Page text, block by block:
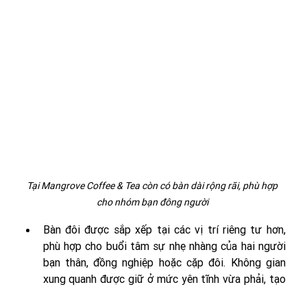
Tại Mangrove Coffee & Tea còn có bàn dài rộng rãi, phù hợp
cho nhóm bạn đông người
Bàn đôi được sắp xếp tại các vị trí riêng tư hơn,
phù hợp cho buổi tâm sự nhẹ nhàng của hai người
bạn thân, đồng nghiệp hoặc cặp đôi. Không gian
xung quanh được giữ ở mức yên tĩnh vừa phải, tạo